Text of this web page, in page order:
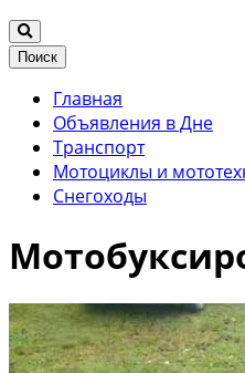
Поиск
Главная
Объявления в Дне
Транспорт
Мотоциклы и
Снегоходы